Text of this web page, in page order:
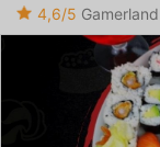
4,6/5 Gamerland